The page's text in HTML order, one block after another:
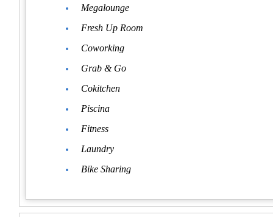
Megalounge
Fresh Up Room
Coworking
Grab & Go
Cokitchen
Piscina
Fitness
Laundry
Bike Sharing